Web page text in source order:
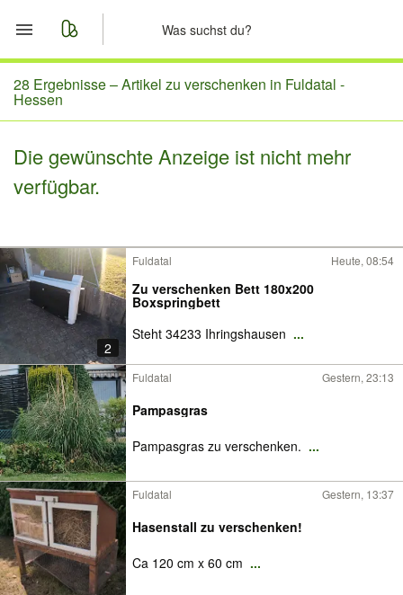
Start
Merkliste
Nachrichten
28 Ergebnisse –Artikel zu verschenken in Fuldatal -
Hessen
Die gewünschte Anzeige ist nicht mehr
verfügbar.
2
Fuldatal Heute, 08:54
Zu verschenken Bett 180x200
Boxspringbett
Steht 34233 Ihringshausen ...
Fuldatal Gestern, 23:13
Pampasgras
Pampasgras zu verschenken. ...
Fuldatal Gestern, 13:37
Hasenstall zu verschenken!
Ca 120 cm x 60 cm ...